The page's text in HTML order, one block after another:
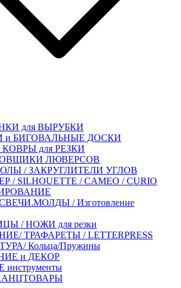
для ВЫРУБКИ
и БИГОВАЛЬНЫЕ ДОСКИ
для РЕЗКИ
ЛЮВЕРСОВ
/ ЗАКРУГЛИТЕЛИ УГЛОВ
/ SILHOUETTE / CAMEO / CURIO
/ Изготовление
/ НОЖИ для резки
ТРАФАРЕТЫ / LETTERPRESS
Кольца/Пружины
и ДЕКОР